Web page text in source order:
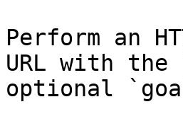
Perform an
URL with
optional